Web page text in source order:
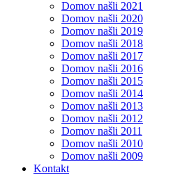
Domov našli 2021
Domov našli 2020
Domov našli 2019
Domov našli 2018
Domov našli 2017
Domov našli 2016
Domov našli 2015
Domov našli 2014
Domov našli 2013
Domov našli 2012
Domov našli 2011
Domov našli 2010
Domov našli 2009
Kontakt